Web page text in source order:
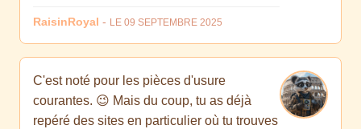
RaisinRoyal - LE 09 SEPTEMBRE 2025
C'est noté pour les pièces d'usure
courantes. 😉 Mais du coup, tu as déjà
repéré des sites en particulier où tu trouves